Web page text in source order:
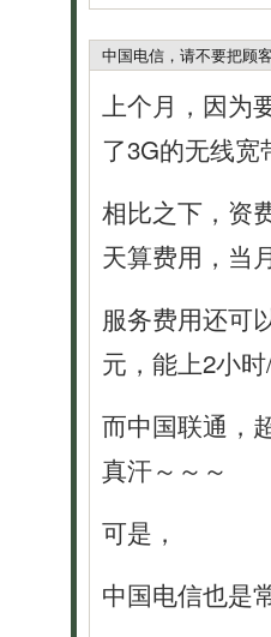
中国电信，请不要把顾
上个月，因为
了3G的无线宽
相比之下，资
天算费用，当
服务费用还可
元，能上2小
而中国联通，
真汗～～～
可是，
中国电信也是